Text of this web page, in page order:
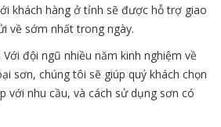
khách hàng ở tỉnh sẽ được hỗ trợ giao
về sớm nhất trong ngày.
Với đội ngũ nhiều năm kinh nghiệm về
sơn, chúng tôi sẽ giúp quý khách chọn
với nhu cầu, và cách sử dụng sơn có